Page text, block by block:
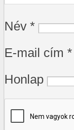
Név *
E-mail cím *
Honlap